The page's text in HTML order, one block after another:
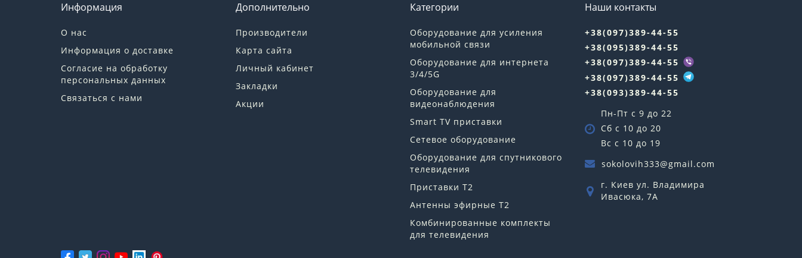
Информация
О нас
Информация о доставке
Согласие на обработку
персональных данных
Связаться с нами
Дополнительно
Производители
Карта сайта
Личный кабинет
Закладки
Акции
Категории
Оборудование для усиления
мобильной связи
Оборудование для интернета
3/4/5G
Оборудование для
видеонаблюдения
Smart TV приставки
Сетевое оборудование
Оборудование для спутникового
телевидения
Приставки Т2
Антенны эфирные Т2
Комбинированные комплекты
для телевидения
Наши контакты
+38(097)389-44-55
+38(095)389-44-55
+38(097)389-44-55
+38(097)389-44-55
+38(093)389-44-55
Пн-Пт с 9 до 22
Сб с 10 до 20
Вс с 10 до 19
sokolovih333@gmail.com
г. Киев ул. Владимира
Ивасюка, 7А